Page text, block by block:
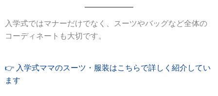
入学式ではマナーだけでなく、スーツやバッグなど全体の
コーディネートも大切です。
👉 入学式ママのスーツ・服装はこちらで詳しく紹介してい
ます